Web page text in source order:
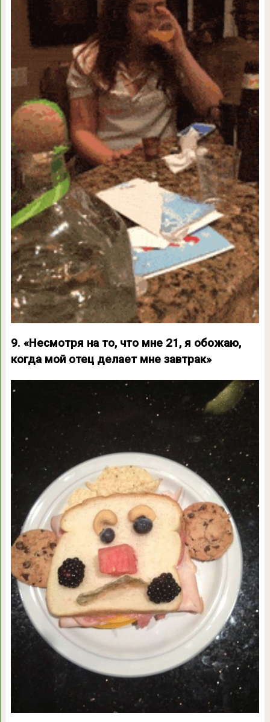
9. «Несмотря на то, что мне 21, я обожаю,
когда мой отец делает мне завтрак»